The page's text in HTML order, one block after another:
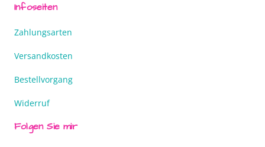
Infoseiten
Zahlungsarten
Versandkosten
Bestellvorgang
Widerruf
Folgen Sie mir